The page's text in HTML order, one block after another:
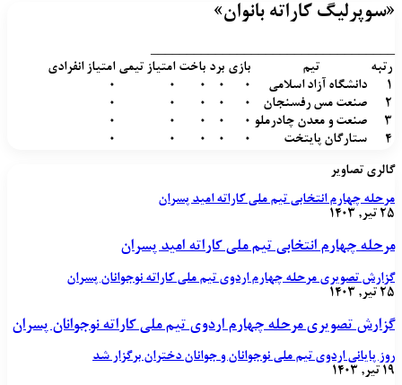
«سوپرلیگ کاراته بانوان»
__________________________________
رتبه
تیم بازی برد باخت امتیاز تیمی امتیاز انفرادی
1
دانشگاه آزاد اسلامی 0
0
0
0
0
2
صنعت مس رفسنجان 0
0
0
0
0
3
صنعت و معدن چادرملو 0
0
0
0
0
4
ستارگان پایتخت 0
0
0
0
0
گالری تصاویر
مرحله چهارم انتخابی تیم ملی کاراته امید پسران
۲۵ تیر, ۱۴۰۳
مرحله چهارم انتخابی تیم ملی کاراته امید پسران
گزارش تصویری مرحله چهارم اردوی تیم ملی کاراته نوجوانان پسران
۲۵ تیر, ۱۴۰۳
گزارش تصویری مرحله چهارم اردوی تیم ملی کاراته نوجوانان پسران
روز پایانی اردوی تیم ملی نوجوانان و جوانان دختران برگزار شد
۱۹ تیر, ۱۴۰۳